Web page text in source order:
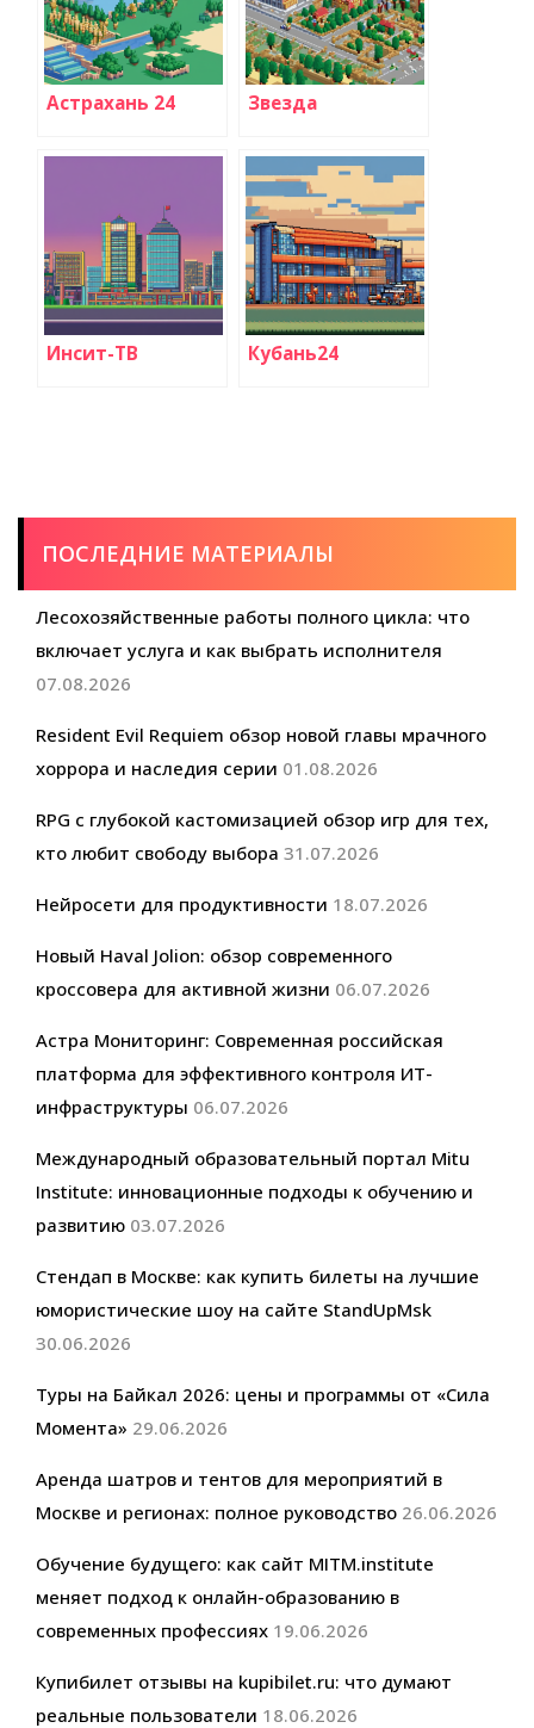
Астрахань 24 Звезда
Инсит-ТВ Кубань24
ПОСЛЕДНИЕ МАТЕРИАЛЫ
Лесохозяйственные работы полного цикла: что
включает услуга и как выбрать исполнителя
07.08.2026
Resident Evil Requiem обзор новой главы мрачного
хоррора и наследия серии 01.08.2026
RPG с глубокой кастомизацией обзор игр для тех,
кто любит свободу выбора 31.07.2026
Нейросети для продуктивности 18.07.2026
Новый Haval Jolion: обзор современного
кроссовера для активной жизни 06.07.2026
Астра Мониторинг: Современная российская
платформа для эффективного контроля ИТ-
инфраструктуры 06.07.2026
Международный образовательный портал Mitu
Institute: инновационные подходы к обучению и
развитию 03.07.2026
Стендап в Москве: как купить билеты на лучшие
юмористические шоу на сайте StandUpMsk
30.06.2026
Туры на Байкал 2026: цены и программы от «Сила
Момента» 29.06.2026
Аренда шатров и тентов для мероприятий в
Москве и регионах: полное руководство 26.06.2026
Обучение будущего: как сайт MITM.institute
меняет подход к онлайн-образованию в
современных профессиях 19.06.2026
Купибилет отзывы на kupibilet.ru: что думают
реальные пользователи 18.06.2026